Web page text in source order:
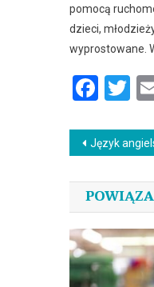
pomocą
dzieci,
wyprostowane.
wpisu
Język angielski konwersacje